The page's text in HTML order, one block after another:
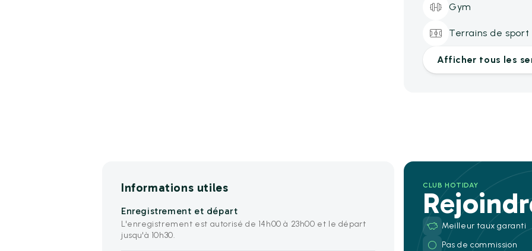
Gym
Terrains de sport
Afficher tous les
Informations utiles
Enregistrement et départ
L'enregistrement est autorisé de 14h00 à 23h00 et le départ
jusqu'à 10h30.
CLUB HOTIDAY
Meilleur taux garanti
Pas de commission